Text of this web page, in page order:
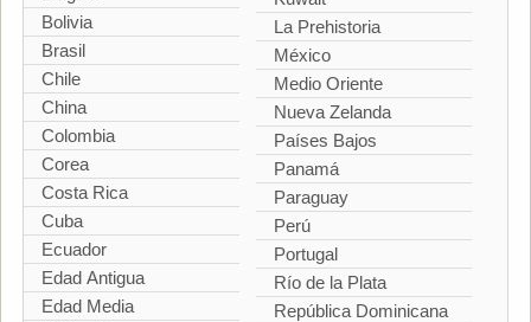
Bolivia
Brasil
Chile
China
Colombia
Corea
Costa Rica
Cuba
Ecuador
Edad Antigua
Edad Media
La Prehistoria
México
Medio Oriente
Nueva Zelanda
Países Bajos
Panamá
Paraguay
Perú
Portugal
Río de la Plata
República Dominicana